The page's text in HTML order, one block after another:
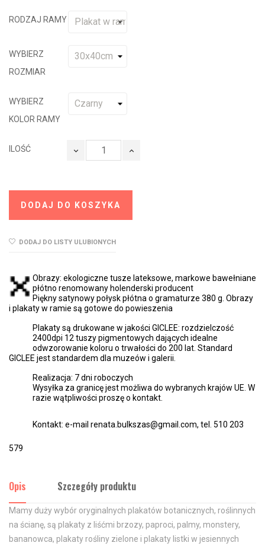
RODZAJ RAMY
WYBIERZ
ROZMIAR
WYBIERZ
KOLOR RAMY
ILOŚĆ
DODAJ DO KOSZYKA
DODAJ DO LISTY ULUBIONYCH
Obrazy: ekologiczne tusze lateksowe, markowe bawełniane
płótno renomowany holenderski producent
Piękny satynowy połysk płótna o gramaturze 380 g. Obrazy
i plakaty w ramie są gotowe do powieszenia
Plakaty są drukowane w jakości GICLEE: rozdzielczość
2400dpi 12 tuszy pigmentowych dających idealne
odwzorowanie koloru o trwałości do 200 lat. Standard
GICLEE jest standardem dla muzeów i galerii.
Realizacja: 7 dni roboczych
Wysyłka za granicę jest możliwa do wybranych krajów UE. W
razie wątpliwości proszę o kontakt.
Kontakt: e-mail renata.bulkszas@gmail.com, tel. 510 203
579
Opis Szczegóły produktu
Mamy duży wybór oryginalnych plakatów botanicznych, roślinnych
na ścianę, są plakaty z liśćmi brzozy, paproci, palmy, monstery,
bananowca, plakaty rośliny zielone i plakaty listki w jesiennych